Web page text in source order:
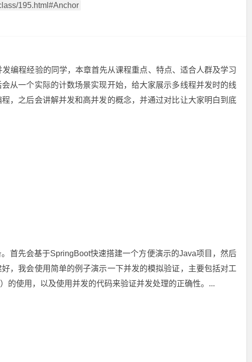
195.html#Anchor
编程经验的同学，本章首先从课程重点、特点、适合人群及学习
从一个实际的计数场景实现开始，给大家展示多线程并发时的线
，之后会讲解并发和高并发的概念，并通过对比让大家明白到底
首先会基于SpringBoot快速搭建一个方便演示的Java项目，然后
，我会使用简单的例子演示一下并发的模拟验证，主要包括对工
的使用，以及使用并发的代码来验证并发处理的正确性。...